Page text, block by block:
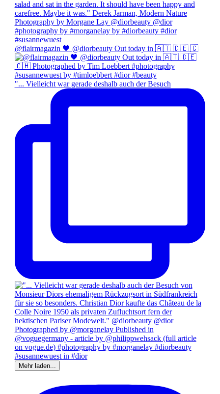
@flairmagazin 🖤 @diorbeauty Out today in 🇦🇹 🇩🇪 🇨
"... Vielleicht war gerade deshalb auch der Besuch
Mehr laden...